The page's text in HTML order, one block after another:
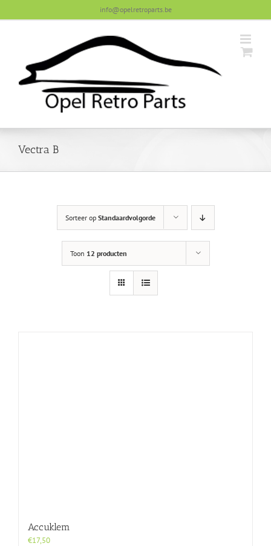
info@opelretroparts.be
Vectra B
Sorteer op Standaardvolgorde
Toon 12 producten
Accuklem
€17,50